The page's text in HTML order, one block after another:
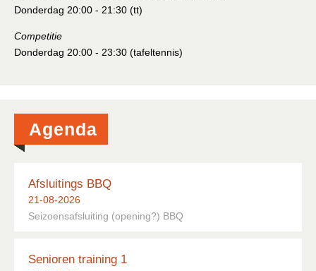
Donderdag 20:00 - 21:30 (tt)
Competitie
Donderdag 20:00 - 23:30 (tafeltennis)
Agenda
Afsluitings BBQ
21-08-2026
Seizoensafsluiting (opening?) BBQ
Senioren training 1